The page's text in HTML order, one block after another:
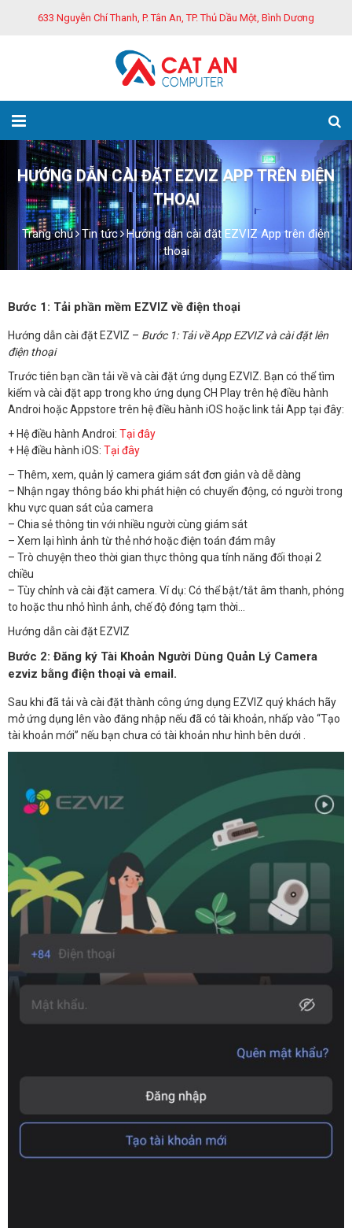
633 Nguyễn Chí Thanh, P. Tân An, TP. Thủ Dầu Một, Bình Dương
HƯỚNG DẪN CÀI ĐẶT EZVIZ APP TRÊN ĐIỆN
THOẠI
Trang chủ Tin tức
Hướng dẫn cài đặt EZVIZ App trên điện
thoại
Bước 1: Tải phần mềm EZVIZ về điện thoại
Hướng dẫn cài đặt EZVIZ – Bước 1: Tải về App EZVIZ và cài đặt lên
điện thoại
Trước tiên bạn cần tải về và cài đặt ứng dụng EZVIZ. Bạn có thể tìm
kiếm và cài đặt app trong kho ứng dụng CH Play trên hệ điều hành
Androi hoặc Appstore trên hệ điều hành iOS hoặc link tải App tại đây:
+ Hệ điều hành Androi: Tại đây
+ Hệ điều hành iOS: Tại đây
– Thêm, xem, quản lý camera giám sát đơn giản và dễ dàng
– Nhận ngay thông báo khi phát hiện có chuyển động, có người trong
khu vực quan sát của camera
– Chia sẻ thông tin với nhiều người cùng giám sát
– Xem lại hình ảnh từ thẻ nhớ hoặc điện toán đám mây
– Trò chuyện theo thời gian thực thông qua tính năng đối thoại 2
chiều
– Tùy chỉnh và cài đặt camera. Ví dụ: Có thể bật/tắt âm thanh, phóng
to hoặc thu nhỏ hình ảnh, chế độ đóng tạm thời…
Hướng dẫn cài đặt EZVIZ
Bước 2: Đăng ký Tài Khoản Người Dùng Quản Lý Camera
ezviz bằng điện thoại và email.
Sau khi đã tải và cài đặt thành công ứng dụng EZVIZ quý khách hãy
mở ứng dụng lên vào đăng nhập nếu đã có tài khoản, nhấp vào “Tạo
tài khoản mới” nếu bạn chưa có tài khoản như hình bên dưới .